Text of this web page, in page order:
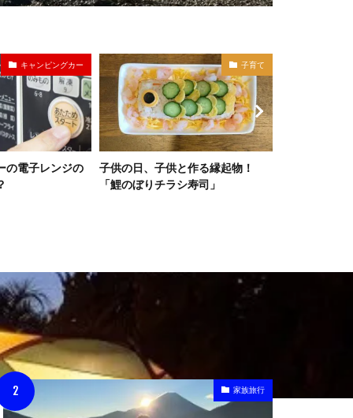
子育て
作る縁起物！
司」
家族旅行
あれもこれも無料！ホテルシェラ
リゾート白馬を堪能する為に必要
家族旅行